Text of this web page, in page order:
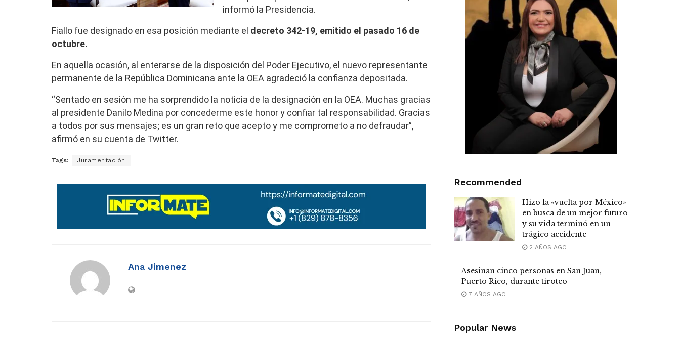
informó la Presidencia.
Fiallo fue designado en esa posición mediante el decreto 342-19, emitido el pasado 16 de
octubre.
En aquella ocasión, al enterarse de la disposición del Poder Ejecutivo, el nuevo representante
permanente de la República Dominicana ante la OEA agradeció la confianza depositada.
“Sentado en sesión me ha sorprendido la noticia de la designación en la OEA. Muchas gracias
al presidente Danilo Medina por concederme este honor y confiar tal responsabilidad. Gracias
a todos por sus mensajes; es un gran reto que acepto y me comprometo a no defraudar”,
afirmó en su cuenta de Twitter.
Tags: Juramentación
Ana Jimenez
Recommended
Hizo la «vuelta por México»
en busca de un mejor futuro
y su vida terminó en un
trágico accidente
2 AÑOS AGO
Asesinan cinco personas en San Juan,
Puerto Rico, durante tiroteo
7 AÑOS AGO
Popular News